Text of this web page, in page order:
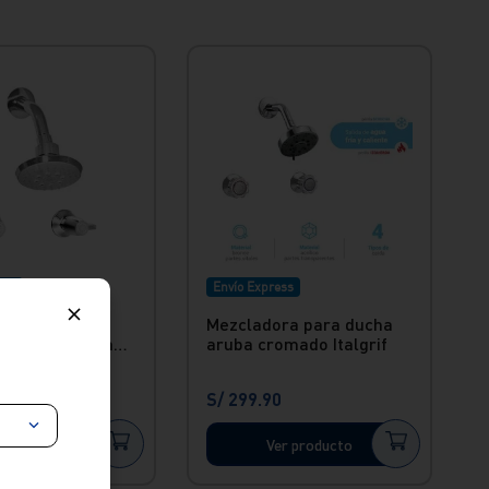
de ducha
con salida
producto
Envío Express
Mezcladora para ducha
aruba cromado Italgrif
S/ 299.90
Ver producto